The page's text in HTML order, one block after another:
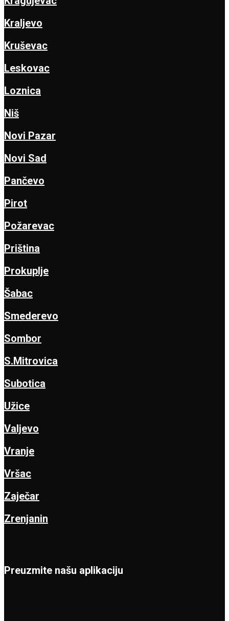
Kraljevo
Kruševac
Leskovac
Loznica
Niš
Novi Pazar
Novi Sad
Pančevo
Pirot
Požarevac
Priština
Prokuplje
Šabac
Smederevo
Sombor
S.Mitrovica
Subotica
Užice
Valjevo
Vranje
Vršac
Zaječar
Zrenjanin
Preuzmite našu aplikaciju